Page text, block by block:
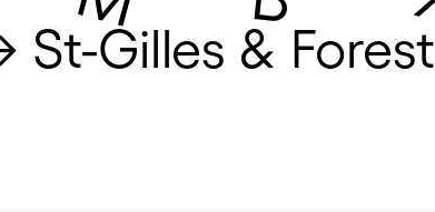
St-Gilles & Forest